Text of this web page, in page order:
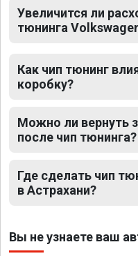
Увеличится ли
тюнинга
Как чип тюнинг
коробку?
Можно ли вернуть
после чип тюнинга?
Где сделать чип
в Астрахани?
Вы не узнаете ваш